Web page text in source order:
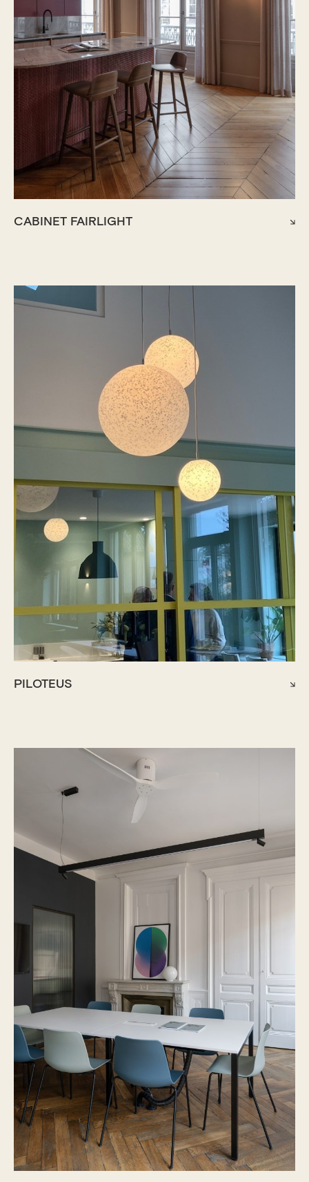
CABINET FAIRLIGHT
PILOTEUS